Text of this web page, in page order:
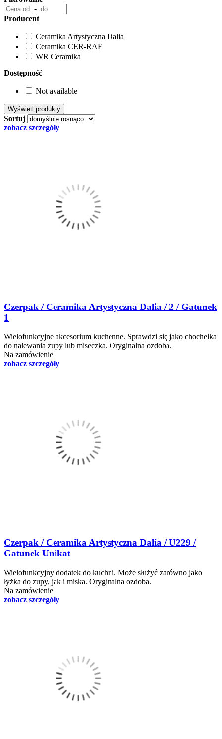
-
Producent
Ceramika Artystyczna Dalia
Ceramika CER-RAF
WR Ceramika
Dostępność
Not available
Sortuj
zobacz szczegóły
Czerpak / Ceramika Artystyczna Dalia / 2 / Gatunek
1
Wielofunkcyjne akcesorium kuchenne. Sprawdzi się jako chochelka
do nalewania zupy lub miseczka. Oryginalna ozdoba.
Na zamówienie
zobacz szczegóły
Czerpak / Ceramika Artystyczna Dalia / U229 /
Gatunek Unikat
Wielofunkcyjny dodatek do kuchni. Może służyć zarówno jako
łyżka do zupy, jak i miska. Oryginalna ozdoba.
Na zamówienie
zobacz szczegóły